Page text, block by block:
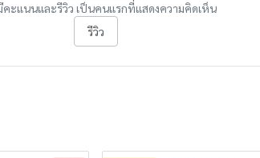
คะแนนและรีวิว เป็นคนแรกที่แสดงความคิดเห็น
รีวิว